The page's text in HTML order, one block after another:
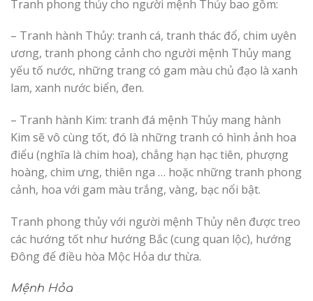
Tranh phong thủy cho người mệnh Thủy bao gồm:
– Tranh hành Thủy: tranh cá, tranh thác đổ, chim uyên
ương, tranh phong cảnh cho người mệnh Thủy mang
yếu tố nước, những trang có gam màu chủ đạo là xanh
lam, xanh nước biển, đen.
– Tranh hành Kim: tranh đá mệnh Thủy mang hành
Kim sẽ vô cùng tốt, đó là những tranh có hình ảnh hoa
điểu (nghĩa là chim hoa), chẳng hạn hạc tiên, phượng
hoàng, chim ưng, thiên nga … hoặc những tranh phong
cảnh, hoa với gam màu trắng, vàng, bạc nổi bật.
Tranh phong thủy với người mệnh Thủy nên được treo
các hướng tốt như hướng Bắc (cung quan lộc), hướng
Đông để điều hòa Mộc Hỏa dư thừa.
Mệnh Hỏa